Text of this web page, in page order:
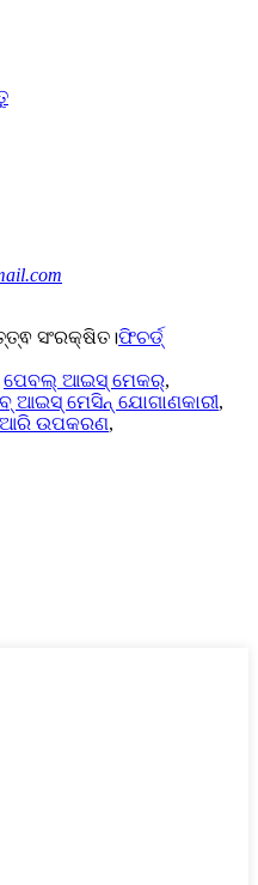
ସଂରକ୍ଷିତ।ଫିଚର୍ଡ୍
ପେବଲ୍ ଆଇସ୍ ମେକର୍,
ଆଇସ୍ ମେସିନ୍ ଯୋଗାଣକାରୀ,
ଉପକରଣ,